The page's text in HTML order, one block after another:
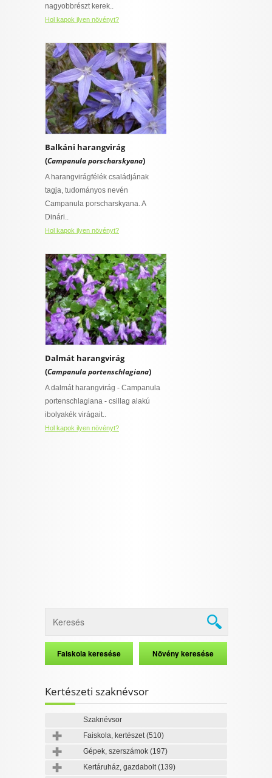
nagyobbrészt kerek..
Hol kapok ilyen növényt?
Balkáni harangvirág
(Campanula porscharskyana)
A harangvirágfélék családjának
tagja, tudományos nevén
Campanula porscharskyana. A
Dinári..
Hol kapok ilyen növényt?
Dalmát harangvirág
(Campanula portenschlagiana)
A dalmát harangvirág - Campanula
portenschlagiana - csillag alakú
ibolyakék virágait..
Hol kapok ilyen növényt?
Kertészeti szaknévsor
Szaknévsor
Faiskola, kertészet(510)
Gépek, szerszámok (197)
Kertáruház, gazdabolt(139)